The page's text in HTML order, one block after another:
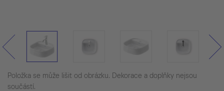
Položka se může lišit od obrázku. Dekorace a doplňky nejsou
součástí.